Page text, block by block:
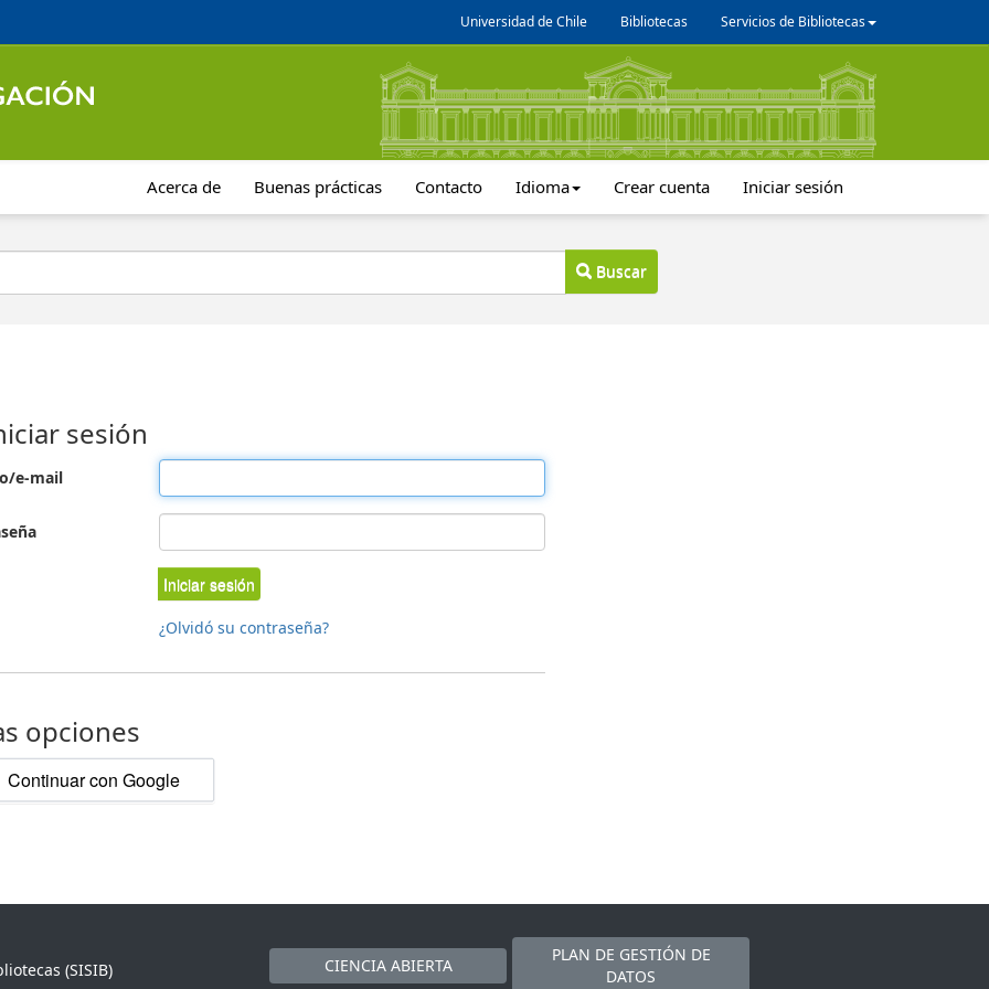
Universidad de Chile Bibliotecas Servicios de Bibliotecas
Acerca de Buenas prácticas Contacto Idioma Crear cuenta Iniciar sesión
Buscar
sesión
e-mail
Iniciar sesión
¿Olvidó su contraseña?
opciones
Continuar con Google
(SISIB)
CIENCIA ABIERTA
PLAN DE GESTIÓN DE
DATOS